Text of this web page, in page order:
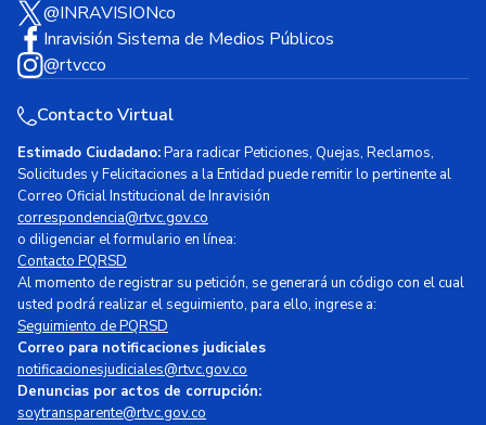
@INRAVISIONco
Inravisión Sistema de Medios Públicos
@rtvcco
Contacto Virtual
Estimado Ciudadano:Para radicar Peticiones, Quejas, Reclamos,
Solicitudes y Felicitaciones a la Entidad puede remitir lo pertinente al
Correo Oficial Institucional de Inravisión
correspondencia@rtvc.gov.co
o diligenciar el formulario en línea:
Contacto PQRSD
Al momento de registrar su petición, se generará un código con el cual
usted podrá realizar el seguimiento, para ello, ingrese a:
Seguimiento de PQRSD
Correo para notificaciones judiciales
notificacionesjudiciales@rtvc.gov.co
Denuncias por actos de corrupción:
soytransparente@rtvc.gov.co